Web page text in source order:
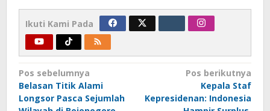
Ikuti Kami Pada
Navigasi
pos
Pos sebelumnya
Belasan Titik Alami
Longsor Pasca Sejumlah
Pos berikutnya
Kepala Staf
Kepresidenan: Indonesia